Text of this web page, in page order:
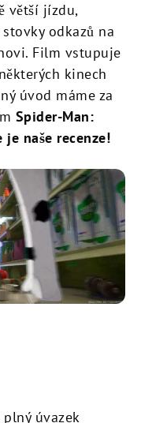
větší jízdu,
odkazů na
Film vstupuje
kinech
úvod máme za
Spider-Man:
naše recenze!
úvazek